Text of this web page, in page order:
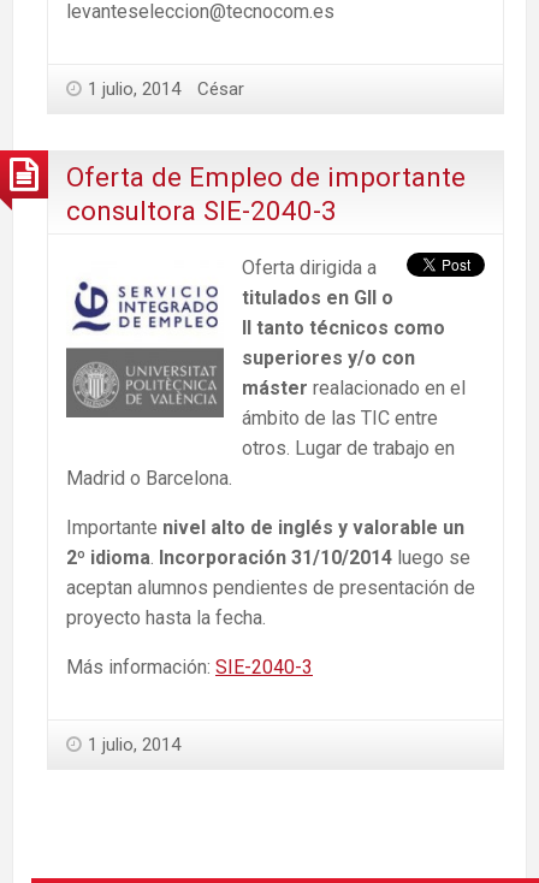
levanteseleccion@tecnocom.es
1 julio, 2014 César
Oferta de Empleo de importante
consultora SIE-2040-3
Oferta dirigida a
titulados en GII o
II tanto técnicos como
superiores y/o con
máster realacionado en el
ámbito de las TIC entre
otros. Lugar de trabajo en
Madrid o Barcelona.
Importante nivel alto de inglés y valorable un
2º idioma Incorporación 31/10/2014 luego se
aceptan alumnos pendientes de presentación de
proyecto hasta la fecha.
Más información: SIE-2040-3
1 julio, 2014